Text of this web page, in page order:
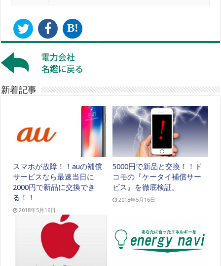
B!
新着記事
スマホが故障！！auの補償
サービスなら最速当日に
2000円で新品に交換でき
る！！
2018年5月16日
5000円で新品と交換！！ド
コモの『ケータイ補償サー
ビス』を徹底検証。
2018年5月16日